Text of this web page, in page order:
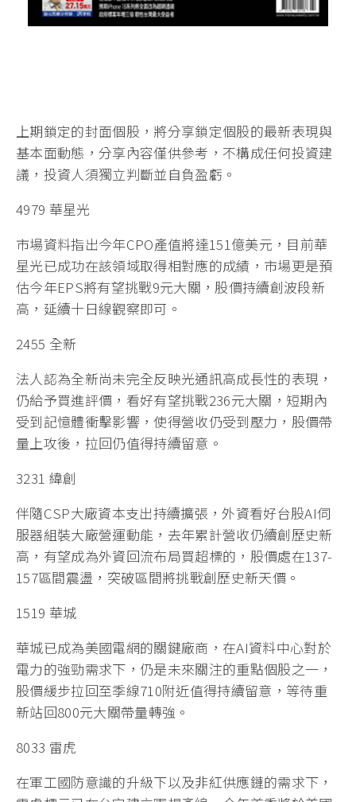
上期鎖定的封面個股，將分享鎖定個股的最新表現與
基本面動態，分享內容僅供參考，不構成任何投資建
議，投資人須獨立判斷並自負盈虧。
4979 華星光
市場資料指出今年CPO產值將達151億美元，目前華
星光已成功在該領域取得相對應的成績，市場更是預
估今年EPS將有望挑戰9元大關，股價持續創波段新
高，延續十日線觀察即可。
2455 全新
法人認為全新尚未完全反映光通訊高成長性的表現，
仍給予買進評價，看好有望挑戰236元大關，短期內
受到記憶體衝擊影響，使得營收仍受到壓力，股價帶
量上攻後，拉回仍值得持續留意。
3231 緯創
伴隨CSP大廠資本支出持續擴張，外資看好台股AI伺
服器組裝大廠營運動能，去年累計營收仍續創歷史新
高，有望成為外資回流布局買超標的，股價處在137-
157區間震盪，突破區間將挑戰創歷史新天價。
1519 華城
華城已成為美國電網的關鍵廠商，在AI資料中心對於
電力的強勁需求下，仍是未來關注的重點個股之一，
股價緩步拉回至季線710附近值得持續留意，等待重
新站回800元大關帶量轉強。
8033 雷虎
在軍工國防意識的升級下以及非紅供應鏈的需求下，